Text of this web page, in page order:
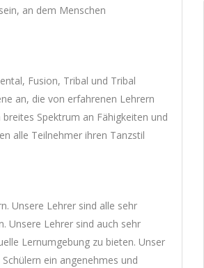
an dem Menschen
Fusion, Tribal und Tribal
an, die von erfahrenen Lehrern
Spektrum an Fähigkeiten und
alle Teilnehmer ihren Tanzstil
Unsere Lehrer sind alle sehr
Unsere Lehrer sind auch sehr
Lernumgebung zu bieten. Unser
ein angenehmes und